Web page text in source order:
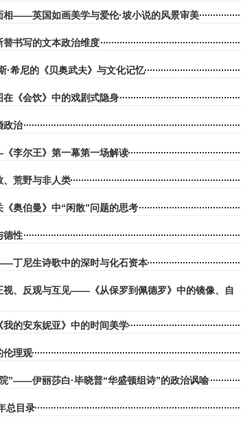
相——英国如画美学与爱伦·坡小说的风景审美
书写的文本政治维度
·希尼的《贝奥武夫》与文化记忆
《会饮》中的戏剧式隐身
政治
李尔王》第一幕第一场解读
、荒野与非人类
奥伯曼》中“闲散”问题的思考
德性
丁尼生诗歌中的深时与化石资本
视、反观与互见——《从保罗到佩德罗》中的镜像、自
的安东妮亚》中的时间美学
伦理观
”——伊丽莎白·毕晓普“华盛顿组诗”的政治讽喻
总目录